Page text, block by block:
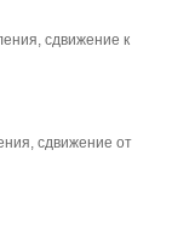
сдвижение к
сдвижение от